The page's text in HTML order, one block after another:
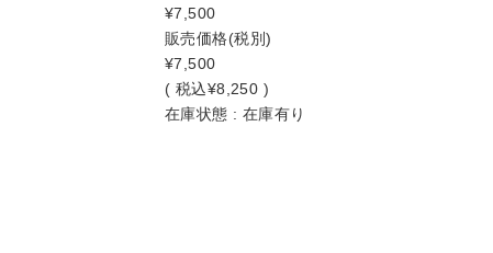
¥7,500
販売価格(税別)
¥7,500
( 税込¥8,250 )
在庫状態 : 在庫有り